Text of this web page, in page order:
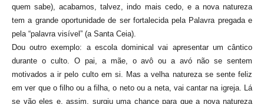
quem sabe), acabamos, talvez, indo mais cedo, e a nova natureza
tem a grande oportunidade de ser fortalecida pela Palavra pregada e
pela “palavra visível” (a Santa Ceia).
Dou outro exemplo: a escola dominical vai apresentar um cântico
durante o culto. O pai, a mãe, o avô ou a avó não se sentem
motivados a ir pelo culto em si. Mas a velha natureza se sente feliz
em ver que o filho ou a filha, o neto ou a neta, vai cantar na igreja. Lá
se vão eles e, assim, surgiu uma chance para que a nova natureza